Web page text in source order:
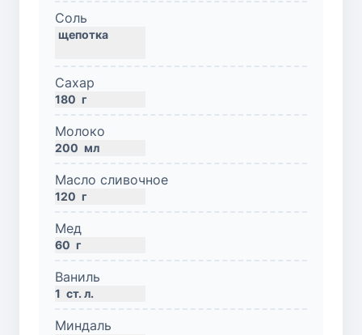
Соль
Сахар
180 г
Молоко
200 мл
Масло сливочное
120 г
Мед
60 г
Ваниль
1 ст. л.
Миндаль